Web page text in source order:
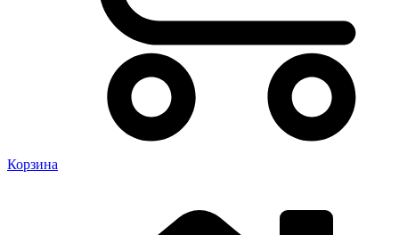
Корзина